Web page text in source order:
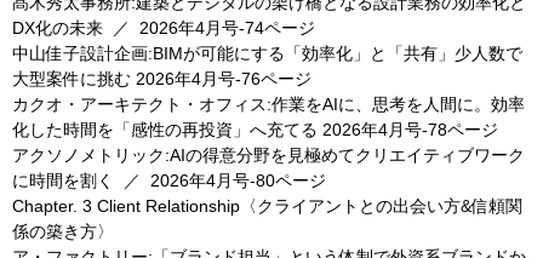
DX化の未来 ／ 2026年4月号-74ページ
中山佳子設計企画:BIMが可能にする「効率化」と「共有」少人数で
大型案件に挑む 2026年4月号-76ページ
カクオ・アーキテクト・オフィス:作業をAIに、思考を人間に。効率
化した時間を「感性の再投資」へ充てる 2026年4月号-78ページ
アクソノメトリック:AIの得意分野を見極めてクリエイティブワーク
に時間を割く
／ 2026年4月号-80ページ
Chapter. 3 Client Relationship〈クライアントとの出会い方&信頼関
係の築き方〉